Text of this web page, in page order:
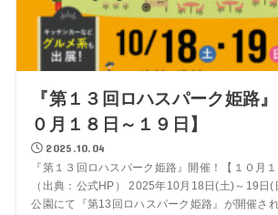
『第１３回ロハスパーク姫路
０月１８日～１９日】
2025.10.04
『第１３回ロハスパーク姫路』開催！【１０月
（出典：公式HP） 2025年10月18日(土)～19日
公園にて『第13回ロハスパーク姫路』が開催さ